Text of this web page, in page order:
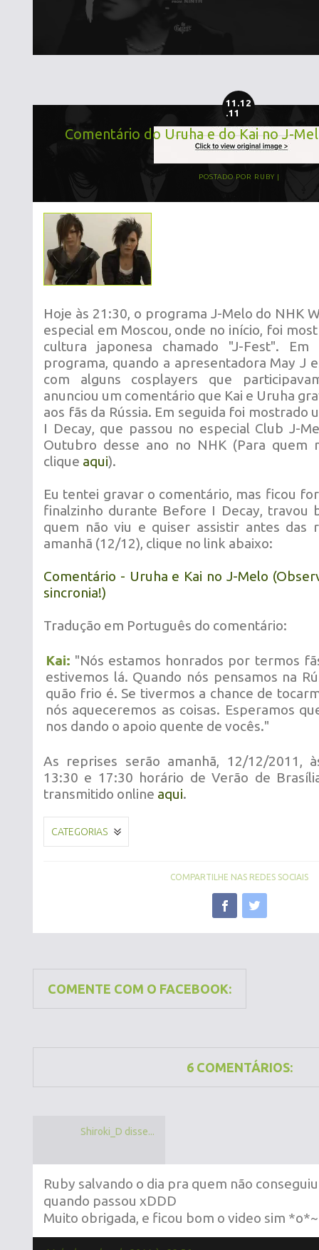
11.12
.11
Comentário do Uruha e do Kai no J-
POSTADO POR RUBY
Hoje às 21:30, o programa J-Melo do NHK
especial em Moscou, onde no início, foi
cultura japonesa chamado "J-Fest".
programa, quando a apresentadora May J
com alguns cosplayers que
anunciou um comentário que Kai e Uruha
aos fãs da Rússia. Em seguida foi mostrado
I Decay, que passou no especial Club J-
Outubro desse ano no NHK (Para quem
clique aqui).
Eu tentei gravar o comentário, mas ficou
finalzinho durante Before I Decay, travou
quem não viu e quiser assistir antes das
amanhã (12/12), clique no link abaixo:
Comentário - Uruha e Kai no J-Melo
sincronia!)
Tradução em Português do comentário:
Kai: "Nós estamos honrados por termos
estivemos lá. Quando nós pensamos na
quão frio é. Se tivermos a chance de
nós aqueceremos as coisas. Esperamos
nos dando o apoio quente de vocês."
As reprises serão amanhã, 12/12/2011,
13:30 e 17:30 horário de Verão de
transmitido online aqui.
CATEGORIAS
COMPARTILHE NAS REDES SOCIAIS
COMENTE COM O FACEBOOK:
6 COMENTÁRIOS:
Shiroki_D disse...
Ruby salvando o dia pra quem não
quando passou xDDD
Muito obrigada, e ficou bom o video sim *o*~